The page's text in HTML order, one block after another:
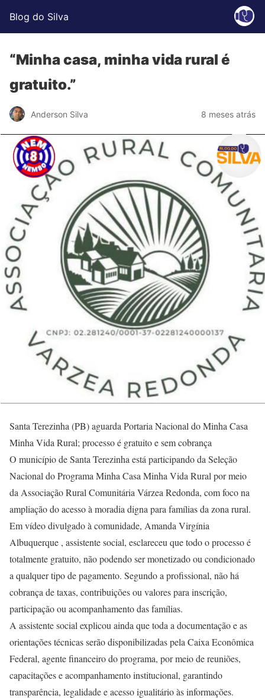
Blog do Silva
“Minha casa, minha vida rural é
gratuito.”
Anderson Silva 8 meses atrás
Santa Terezinha (PB) aguarda Portaria Nacional do Minha Casa
Minha Vida Rural; processo é gratuito e sem cobrança
O município de Santa Terezinha está participando da Seleção
Nacional do Programa Minha Casa Minha Vida Rural por meio
da Associação Rural Comunitária Várzea Redonda, com foco na
ampliação do acesso à moradia digna para famílias da zona rural.
Em vídeo divulgado à comunidade, Amanda Virgínia
Albuquerque , assistente social, esclareceu que todo o processo é
totalmente gratuito, não podendo ser monetizado ou condicionado
a qualquer tipo de pagamento. Segundo a profissional, não há
cobrança de taxas, contribuições ou valores para inscrição,
participação ou acompanhamento das famílias.
A assistente social explicou ainda que toda a documentação e as
orientações técnicas serão disponibilizadas pela Caixa Econômica
Federal, agente financeiro do programa, por meio de reuniões,
capacitações e acompanhamento institucional, garantindo
transparência, legalidade e acesso igualitário às informações.